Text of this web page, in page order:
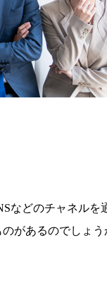
などのチャネルを
があるのでしょ